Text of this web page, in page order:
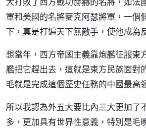
軍和美國的名將麥克阿瑟將軍，一個
下，真是打遍天下無敵手，使他成為
想當年，西方帝國主義靠炮艦征服東
艦把它趕出去，這就是東方民族面對
毛就是完成這個歷史任務的中國最高
所以我認為外五大要比內三大更加了
多，更加具有世界性意義，特別是毛